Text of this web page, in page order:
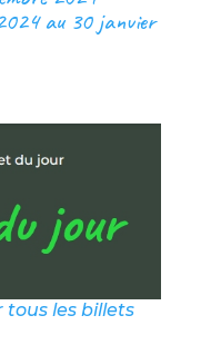
au 30 janvier
les billets